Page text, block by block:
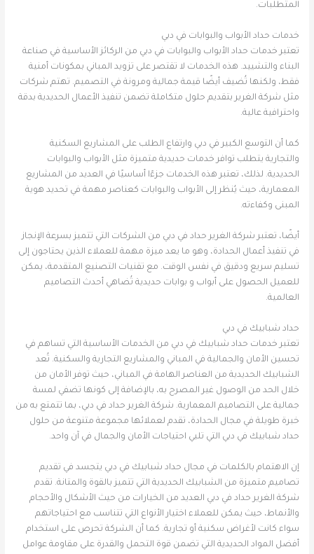
المتطلبات.
خدمات حداد الأبواب والبوابات في دبي
تعتبر خدمات حداد الأبواب والبوابات في دبي من الركائز الأساسية في صناعة
البناء والتشييد. هذه الخدمات لا تقتصر على تزويد المباني بمكونات أمنية
فقط، ولكنها تُضيف أيضًا قيمة جمالية ومرونة في التصميم. تهتم شركات
مثل شركة الغرير بتقديم حلول متكاملة تضمن تنفيذ الأعمال الحديدية بدقة
واحترافية عالية.
كما أن التوسع الكبير في دبي وارتفاع الطلب على المشاريع السكنية
والتجارية يتطلب توافر خدمات حديدية متميزة مثل الأبواب والبوابات
الحديدية. لذلك، تعتبر هذه الخدمات جزءًا أساسيًا في العديد من المشاريع
المعمارية، حيث يُنظر إلى الأبواب والبوابات كعناصر مهمة في تحديد هوية
المبنى وكفاءته.
أيضًا، تعتبر شركة الغرير حداد في دبي من الشركات التي تتميز بسرعة الإنجاز
في تنفيذ أعمال الحدادة، وهو ما يعد ميزة مهمة للعملاء الذين يحتاجون إلى
تسليم سريع ودقيق في نفس الوقت. مع تقنيات التصنيع المتقدمة، يمكن
للعميل الحصول على أبواب و بوابات حديدية تُضاهي أحدث التصاميم
العالمية.
حداد شبابيك في دبي
تعتبر خدمات حداد شبابيك في دبي من الخدمات الأساسية التي تساهم في
تحسين الأمان والجمالية في المباني والمشاريع التجارية والسكنية. تُعد
الشبابيك الحديدية من العناصر الهامة في المباني، حيث توفر الأمان من
خلال الحد من الوصول غير المصرح به، بالإضافة إلى كونها تضفي لمسة
جمالية على التصاميم المعمارية. شركة الغرير حداد في دبي، بما تتمتع به من
خبرة طويلة في مجال الحدادة، تقدم لعملائها مجموعة متنوعة من حلول
حداد شبابيك في دبي التي تلبي احتياجات الأمان والجمال في آن واحد.
إن الاهتمام بالكلمات في مجال حداد شبابيك في دبي يتجسد في تقديم
تصاميم متميزة من الشبابيك الحديدية التي تتميز بالقوة والمتانة. تقدم
شركة الغرير حداد في دبي العديد من الخيارات من حيث الأشكال والأحجام
والأنماط، حيث يمكن للعملاء اختيار الأنواع التي تتناسب مع احتياجاتهم
سواء كانت لأغراض سكنية أو تجارية. كما أن الشركة تحرص على استخدام
أفضل المواد الحديدية التي تضمن قوة التحمل والقدرة على مقاومة عوامل